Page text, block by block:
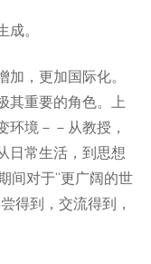
。
，更加国际化。
其重要的角色。上
境－－从教授，
日常生活，到思想
间对于“更广阔的世
得到，交流得到，